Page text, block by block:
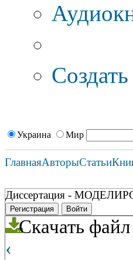
Украина Мир
ГлавнаяАвторыСтатьи
Диссертация -
Регистрация Войти
Скачать файл
‹